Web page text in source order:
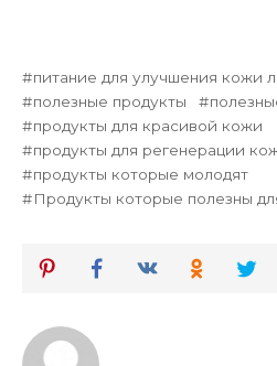
питание для улучшения кожи
полезные продукты
продукты для красивой кожи
продукты для регенерации
продукты которые молодят
Продукты которые полезны